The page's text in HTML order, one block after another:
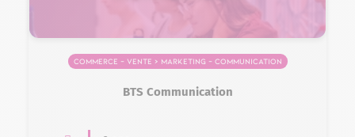
Commerce – Vente > Marketing – Communication
BTS Communication